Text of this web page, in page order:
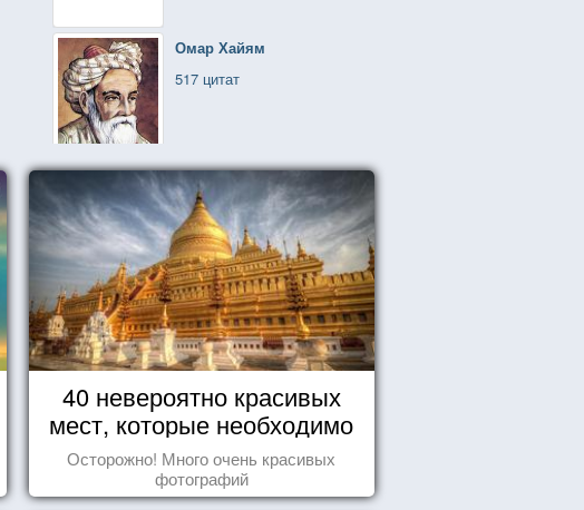
Омар Хайям
517 цитат
40 невероятно красивых
мест, которые необходимо
увидеть пока вы живы
Осторожно! Много очень красивых
фотографий